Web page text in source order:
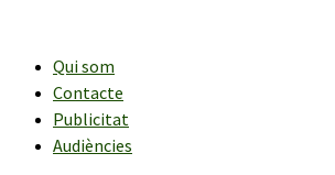
contingutQui som
Contacte
Publicitat
Audiències